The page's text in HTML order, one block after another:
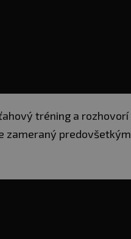
tréning a rozhovorí
zameraný predovšetkým